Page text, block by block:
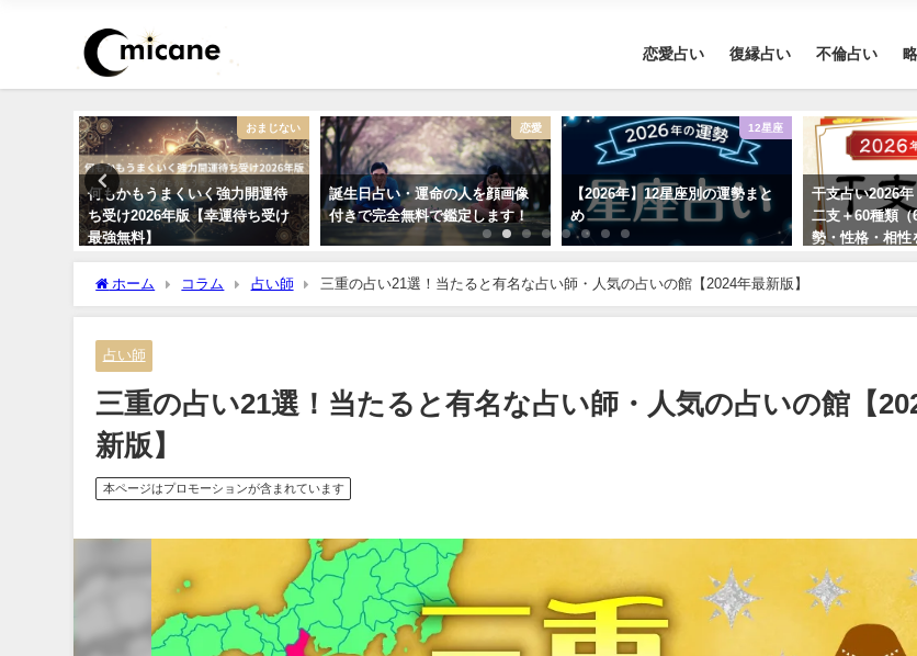
恋愛占い 復縁占い 不倫占い
おまじない
何もかもうまくいく強力開運待
ち受け2026年版【幸運待ち受け
最強無料】
恋愛
誕生日占い・運命の人を顔画像
付きで完全無料で鑑定します！
12星座
【2026年】12星座別の運勢まと
め
干支占い2026
二支＋60種類（
勢・性格・相性
ホーム コラム 占い師 三重の占い21選！当たると有名な占い師・人気の占いの館【2024年最新版】
占い師
三重の占い21選！当たると有名な占い師・人気の占いの館【
新版】
本ページはプロモーションが含まれています